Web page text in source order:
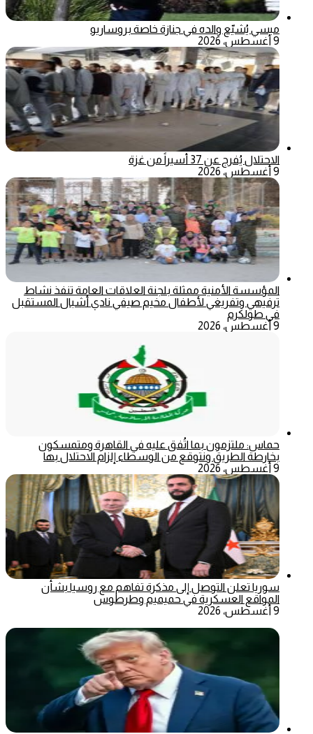
ميسي يُشيّع والده في جنازة خاصة بروساريو
9 أغسطس، 2026
الاحتلال يُفرج عن 37 أسيراً من غزة
9 أغسطس، 2026
المؤسسة الأمنية ممثلة بلجنة العلاقات العامة تنفذ نشاط
ترفيهي وتفريغي لأطفال مخيم صيفي نادي أشبال المستقبل
في طولكرم
9 أغسطس، 2026
حماس: ملتزمون بما اتُفق عليه في القاهرة ومتمسكون
بخارطة الطريق ونتوقع من الوسطاء إلزام الاحتلال بها
9 أغسطس، 2026
سوريا تعلن التوصل إلى مذكرة تفاهم مع روسيا بشأن
المواقع العسكرية في حميميم وطرطوس
9 أغسطس، 2026